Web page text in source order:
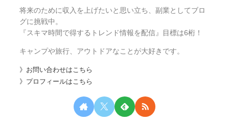
将来のために収入を上げたいと思い立ち、副業としてブロ
グに挑戦中。
『スキマ時間で得するトレンド情報を配信』目標は6桁！
キャンプや旅行、アウトドアなことが大好きです。
》お問い合わせはこちら
》プロフィールはこちら